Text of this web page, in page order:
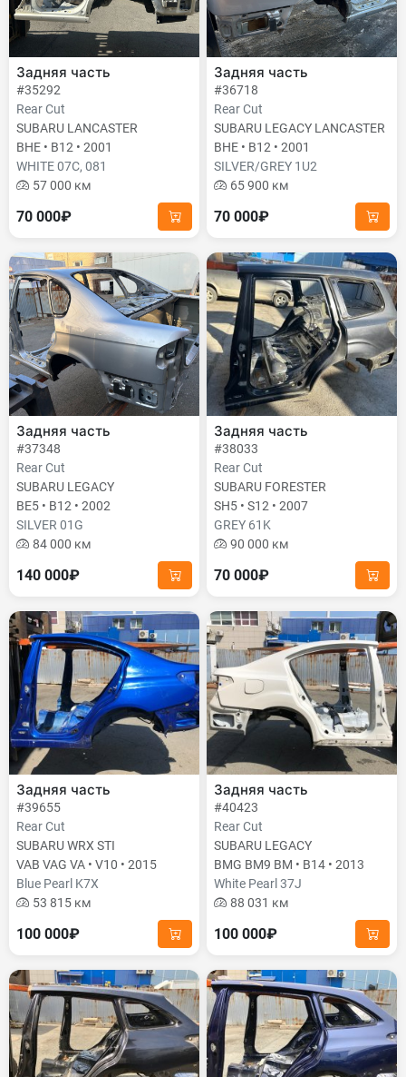
Задняя часть
#35292
Rear Cut
SUBARU LANCASTER
BHE • B12 • 2001
WHITE 07C, 081
57 000 км
70 000₽
Задняя часть
#36718
Rear Cut
SUBARU LEGACY LANCASTER
BHE • B12 • 2001
SILVER/GREY 1U2
65 900 км
70 000₽
Задняя часть
#37348
Rear Cut
SUBARU LEGACY
BE5 • B12 • 2002
SILVER 01G
84 000 км
140 000₽
Задняя часть
#38033
Rear Cut
SUBARU FORESTER
SH5 • S12 • 2007
GREY 61K
90 000 км
70 000₽
Задняя часть
#39655
Rear Cut
SUBARU WRX STI
VAB VAG VA • V10 • 2015
Blue Pearl K7X
53 815 км
100 000₽
Задняя часть
#40423
Rear Cut
SUBARU LEGACY
BMG BM9 BM • B14 • 2013
White Pearl 37J
88 031 км
100 000₽